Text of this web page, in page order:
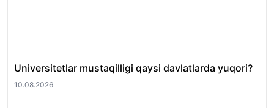
Universitetlar mustaqilligi qaysi davlatlarda yuqori?
10.08.2026